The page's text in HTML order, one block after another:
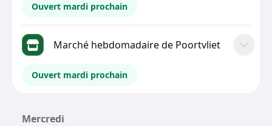
Ouvert mardi prochain
Marché hebdomadaire de Poortvliet
Ouvert mardi prochain
Mercredi